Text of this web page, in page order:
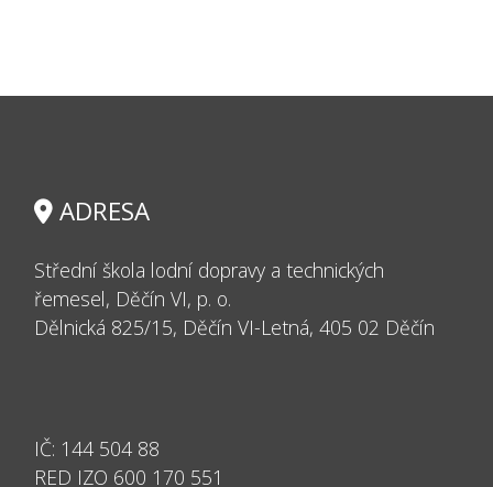
ADRESA
Střední škola lodní dopravy a technických
řemesel, Děčín VI, p. o.
Dělnická 825/15, Děčín VI-Letná, 405 02 Děčín
IČ: 144 504 88
RED IZO 600 170 551